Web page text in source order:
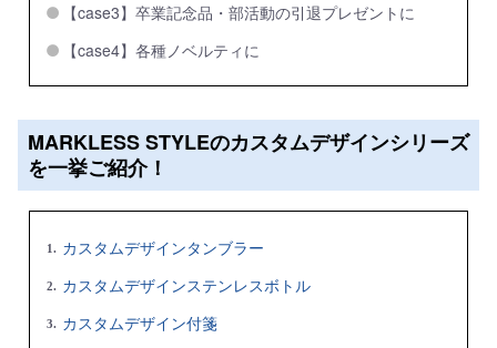
【case3】卒業記念品・部活動の引退プレゼントに
【case4】各種ノベルティに
MARKLESS STYLEのカスタムデザインシリーズ
を一挙ご紹介！
カスタムデザインタンブラー
カスタムデザインステンレスボトル
カスタムデザイン付箋